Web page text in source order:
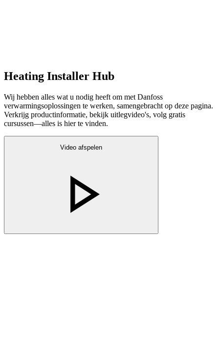
Heating Installer Hub
Wij hebben alles wat u nodig heeft om met Danfoss
verwarmingsoplossingen te werken, samengebracht op deze pagina.
Verkrijg productinformatie, bekijk uitlegvideo's, volg gratis
cursussen—alles is hier te vinden.
Video afspelen